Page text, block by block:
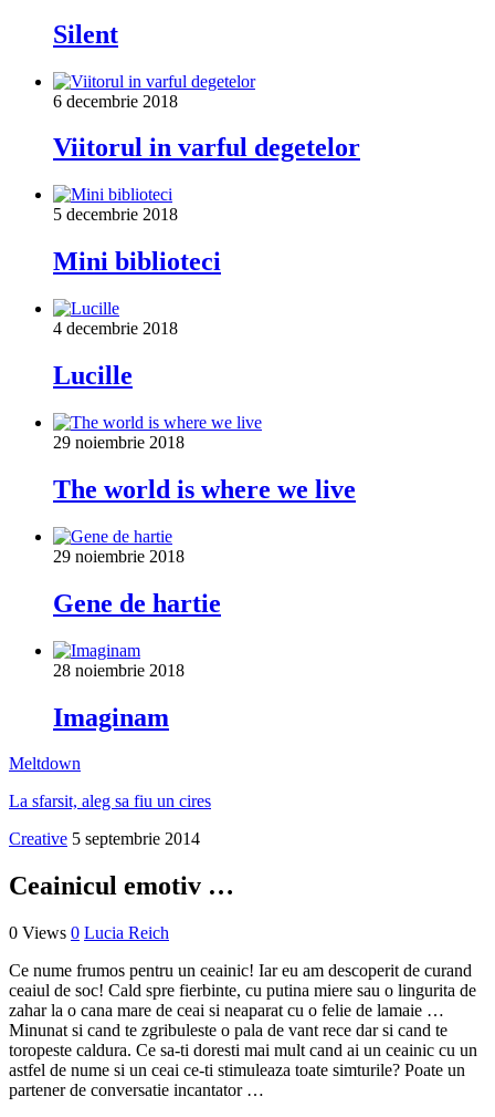
Silent
6 decembrie 2018
Viitorul in varful degetelor
5 decembrie 2018
Mini biblioteci
4 decembrie 2018
Lucille
29 noiembrie 2018
The world is where we live
29 noiembrie 2018
Gene de hartie
28 noiembrie 2018
Imaginam
Meltdown
La sfarsit, aleg sa fiu un cires
Creative 5 septembrie 2014
Ceainicul emotiv …
0 Views 0 Lucia Reich
Ce nume frumos pentru un ceainic! Iar eu am descoperit de curand
ceaiul de soc! Cald spre fierbinte, cu putina miere sau o lingurita de
zahar la o cana mare de ceai si neaparat cu o felie de lamaie …
Minunat si cand te zgribuleste o pala de vant rece dar si cand te
toropeste caldura. Ce sa-ti doresti mai mult cand ai un ceainic cu un
astfel de nume si un ceai ce-ti stimuleaza toate simturile? Poate un
partener de conversatie incantator …